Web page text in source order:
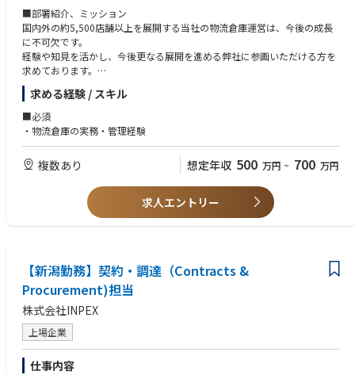
■部署紹介、ミッション
国内外の約5,500店舗以上を展開する当社の物流倉庫運営は、今後の成長
に不可欠です。
経験や知見を活かし、今後更なる展開を進める弊社に参画いただける方を
求めております。
■職務内容
・物流ネットワークの最適化、配送スケジュール管理と改善、倉庫運営の
効率化
卸実施、予算管理
・現場スタッフシフト管理と教育、チームパフォーマンス評価と改善
・業務プロセスの改善と効率化
・倉庫の立ち上げ
求める経験 / スキル
■必須
・物流倉庫の実務・管理経験
複数あり 想定年収 500 万円 ~ 700 万円
求人エントリー
【新潟勤務】契約・調達（Contracts &
Procurement)担当
株式会社INPEX
上場企業
仕事内容